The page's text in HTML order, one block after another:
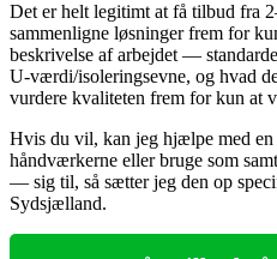
Det er helt legitimt at få tilbud fra
sammenligne løsninger frem for
beskrivelse af arbejdet —
U‑værdi/isoleringsevne, og hvad
vurdere kvaliteten frem for kun at
Hvis du vil, kan jeg hjælpe med
håndværkerne eller bruge som
— sig til, så sætter jeg den op
Sydsjælland.